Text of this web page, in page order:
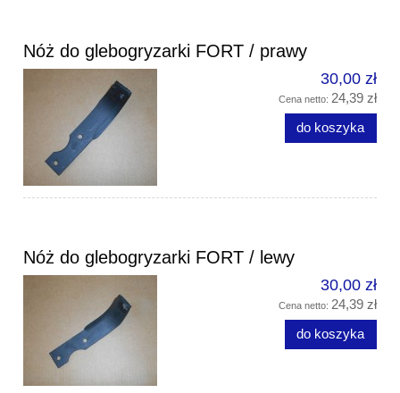
Nóż do glebogryzarki FORT / prawy
30,00 zł
Cena netto: 24,39 zł
do koszyka
Nóż do glebogryzarki FORT / lewy
30,00 zł
Cena netto: 24,39 zł
do koszyka